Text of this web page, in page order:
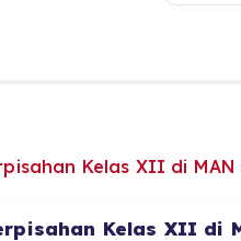
Kelas XII di